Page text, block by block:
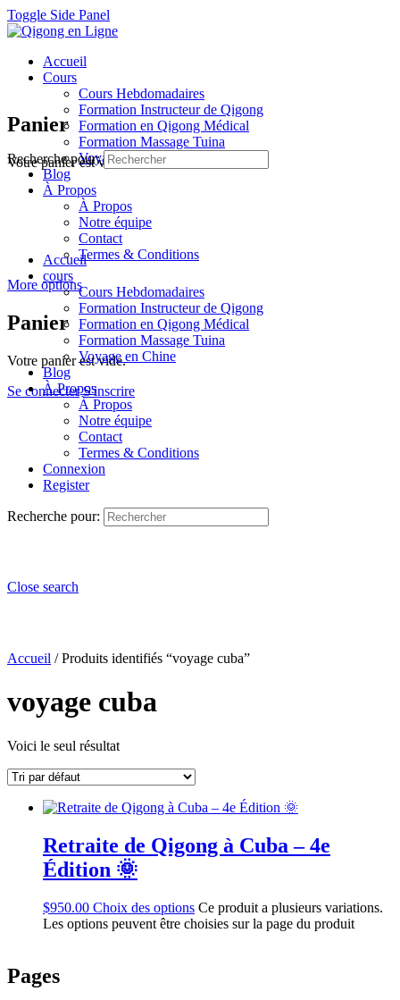
Toggle Side Panel
Accueil
Cours
Cours Hebdomadaires
Formation Instructeur de Qigong
Formation en Qigong Médical
Formation Massage Tuina
Voyage en Chine
Blog
À Propos
À Propos
Notre équipe
Contact
Termes & Conditions
More options
Panier
Votre panier est vide.
Se connecter S'inscrire
Panier
Votre panier est vide.
Recherche pour:
Accueil
cours
Cours Hebdomadaires
Formation Instructeur de Qigong
Formation en Qigong Médical
Formation Massage Tuina
Voyage en Chine
Blog
À Propos
À Propos
Notre équipe
Contact
Termes & Conditions
Connexion
Register
Recherche pour:
Close search
Accueil / Produits identifiés “voyage cuba”
voyage cuba
Voici le seul résultat
Retraite de Qigong à Cuba – 4e
Édition 🌞
$950.00 Choix des options Ce produit a plusieurs variations.
Les options peuvent être choisies sur la page du produit
Pages